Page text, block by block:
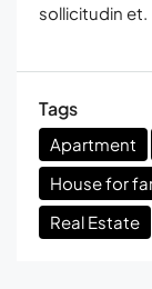
sollicitudin et.
Tags
Apartment
House for
Real Estate